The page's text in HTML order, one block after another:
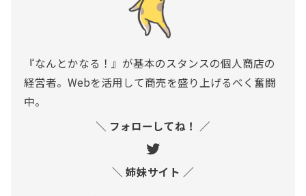
『なんとかなる！』が基本のスタンスの個人商店の
経営者。Webを活用して商売を盛り上げるべく奮闘
中。
＼ フォローしてね！ ／
＼ 姉妹サイト ／